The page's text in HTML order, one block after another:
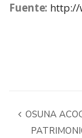
Fuente: http://
OSUNA